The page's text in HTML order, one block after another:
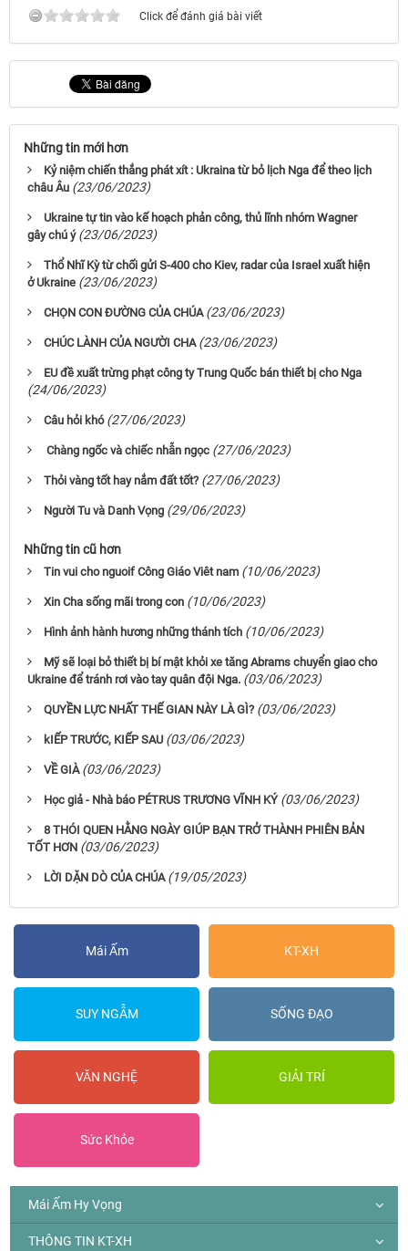
Click để đánh giá bài viết
Những tin mới hơn
Kỷ niệm chiến thắng phát xít : Ukraina từ bỏ lịch Nga để theo lịch
châu Âu (23/06/2023)
Ukraine tự tin vào kế hoạch phản công, thủ lĩnh nhóm Wagner
gây chú ý (23/06/2023)
Thổ Nhĩ Kỳ từ chối gửi S-400 cho Kiev, radar của Israel xuất hiện
ở Ukraine (23/06/2023)
CHỌN CON ĐƯỜNG CỦA CHÚA (23/06/2023)
CHÚC LÀNH CỦA NGƯỜI CHA (23/06/2023)
EU đề xuất trừng phạt công ty Trung Quốc bán thiết bị cho Nga
(24/06/2023)
Câu hỏi khó (27/06/2023)
Chàng ngốc và chiếc nhẫn ngọc (27/06/2023)
Thỏi vàng tốt hay nắm đất tốt? (27/06/2023)
Người Tu và Danh Vọng (29/06/2023)
Những tin cũ hơn
Tin vui cho nguoif Công Giáo Viêt nam (10/06/2023)
Xin Cha sống mãi trong con (10/06/2023)
Hình ảnh hành hương những thánh tích (10/06/2023)
Mỹ sẽ loại bỏ thiết bị bí mật khỏi xe tăng Abrams chuyển giao cho
Ukraine để tránh rơi vào tay quân đội Nga. (03/06/2023)
QUYỀN LỰC NHẤT THẾ GIAN NÀY LÀ GÌ? (03/06/2023)
kIẾP TRƯỚC, KIẾP SAU (03/06/2023)
VỀ GIÀ (03/06/2023)
Học giả - Nhà báo PÉTRUS TRƯƠNG VĨNH KÝ (03/06/2023)
8 THÓI QUEN HẰNG NGÀY GIÚP BẠN TRỞ THÀNH PHIÊN BẢN
TỐT HƠN (03/06/2023)
LỜI DẶN DÒ CỦA CHÚA (19/05/2023)
Mái Ấm KT-XH
SUY NGẪM SỐNG ĐẠO
VĂN NGHỆ GIẢI TRÍ
Sức Khỏe
Mái Ấm Hy Vọng
THÔNG TIN KT-XH